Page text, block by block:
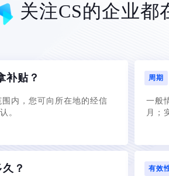
关注CS的企业都
补贴？
内，您可向所在地的经信
。
周期
一般
月；
？ 有效